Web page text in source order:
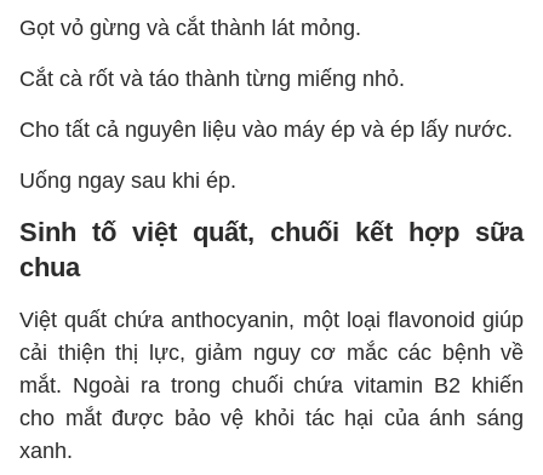
Gọt vỏ gừng và cắt thành lát mỏng.
Cắt cà rốt và táo thành từng miếng nhỏ.
Cho tất cả nguyên liệu vào máy ép và ép lấy nước.
Uống ngay sau khi ép.
Sinh tố việt quất, chuối kết hợp sữa
chua
Việt quất chứa anthocyanin, một loại flavonoid giúp
cải thiện thị lực, giảm nguy cơ mắc các bệnh về
mắt. Ngoài ra trong chuối chứa vitamin B2 khiến
cho mắt được bảo vệ khỏi tác hại của ánh sáng
xanh.